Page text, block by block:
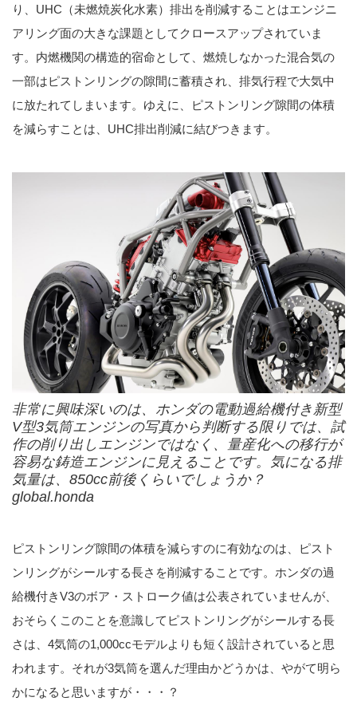
り、UHC（未燃焼炭化水素）排出を削減することはエンジニ
アリング面の大きな課題としてクロースアップされていま
す。内燃機関の構造的宿命として、燃焼しなかった混合気の
一部はピストンリングの隙間に蓄積され、排気行程で大気中
に放たれてしまいます。ゆえに、ピストンリング隙間の体積
を減らすことは、UHC排出削減に結びつきます。
非常に興味深いのは、ホンダの電動過給機付き新型
V型3気筒エンジンの写真から判断する限りでは、試
作の削り出しエンジンではなく、量産化への移行が
容易な鋳造エンジンに見えることです。気になる排
気量は、850cc前後くらいでしょうか？
global.honda
ピストンリング隙間の体積を減らすのに有効なのは、ピスト
ンリングがシールする長さを削減することです。ホンダの過
給機付きV3のボア・ストローク値は公表されていませんが、
おそらくこのことを意識してピストンリングがシールする長
さは、4気筒の1,000ccモデルよりも短く設計されていると思
われます。それが3気筒を選んだ理由かどうかは、やがて明ら
かになると思いますが・・・？